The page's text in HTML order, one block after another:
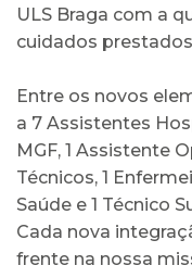
ULS Braga com a
cuidados
Entre os novos
a 7 Assistentes
MGF, 1 Assistente
Técnicos, 1
Saúde e 1 Técnico
Cada nova
frente na nossa